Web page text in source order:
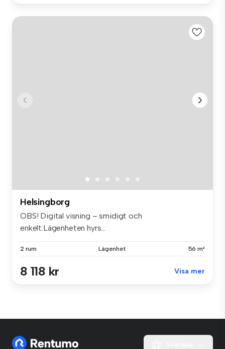
Helsingborg
OBS! Digital visning – smidigt och
enkelt.Lägenheten hyrs...
2 rum Lägenhet 56 m²
8 118 kr Visa mer